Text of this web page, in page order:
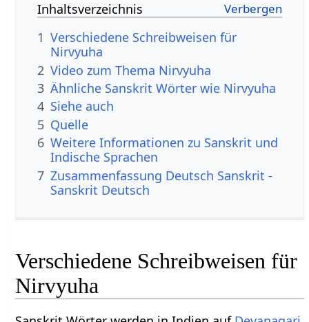
Inhaltsverzeichnis
1 Verschiedene Schreibweisen für
Nirvyuha
2 Video zum Thema Nirvyuha
3 Ähnliche Sanskrit Wörter wie Nirvyuha
4 Siehe auch
5 Quelle
6 Weitere Informationen zu Sanskrit und
Indische Sprachen
7 Zusammenfassung Deutsch Sanskrit -
Sanskrit Deutsch
Verschiedene Schreibweisen für
Nirvyuha